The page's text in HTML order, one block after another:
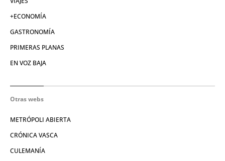
+ECONOMÍA
GASTRONOMÍA
PRIMERAS PLANAS
EN VOZ BAJA
Otras webs
METRÓPOLI ABIERTA
CRÓNICA VASCA
CULEMANÍA